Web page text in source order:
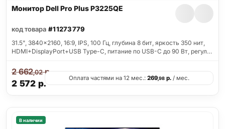
Монитор Dell Pro Plus P3225QE
код товара #11273779
31.5", 3840x2160, 16:9, IPS, 100 Гц, глубина 8 бит, яркость 350 нит,
HDMI+DisplayPort+USB Type-C, питание по USB-C до 90 Вт, регул…
2 572 р.
2 662,02р.
Оплата частями на 12 мес.: 269,98 р. / мес.
В наличии